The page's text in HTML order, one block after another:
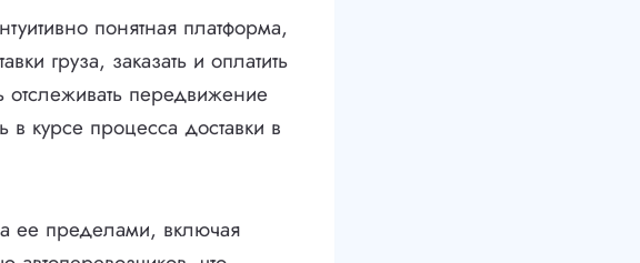
понятная платформа,
груза, заказать и оплатить
отслеживать передвижение
курсе процесса доставки в
ее пределами, включая